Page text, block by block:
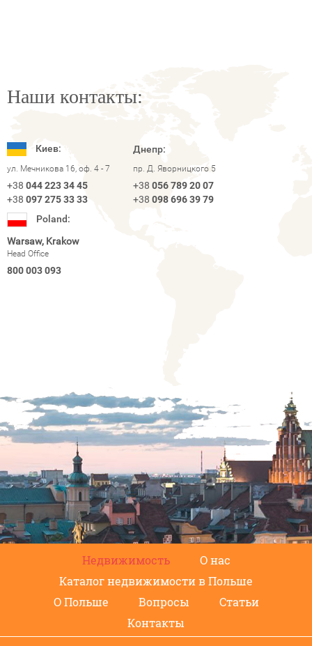
Наши контакты:
Киев:
ул. Мечникова 16, оф. 4 - 7
+38 044 223 34 45
+38 097 275 33 33
Днепр:
пр. Д. Яворницкого 5
+38 056 789 20 07
+38 098 696 39 79
Poland:
Warsaw, Krakow
Head Office
800 003 093
Недвижимость
О нас
Каталог недвижимости в Польше
О Польше
Вопросы
Статьи
Контакты